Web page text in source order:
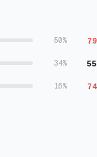
50% 79
34% 55
16% 74